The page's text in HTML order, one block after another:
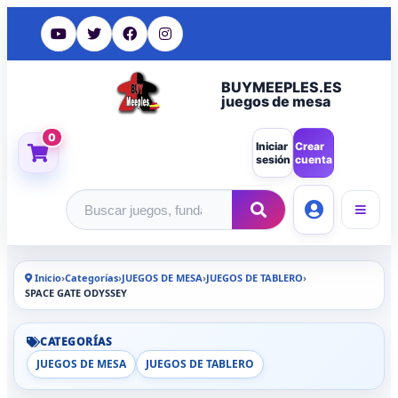
BUYMEEPLES.ES
juegos de mesa
0
Iniciar
sesión
Crear
cuenta
Buscar productos
Inicio›Categorías›JUEGOS DE MESA›JUEGOS DE TABLERO›
SPACE GATE ODYSSEY
CATEGORÍAS
JUEGOS DE MESA
JUEGOS DE TABLERO